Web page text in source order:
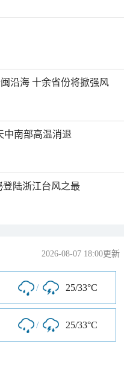
沿海 十余省份将掀强风
中南部高温消退
登陆浙江台风之最
2026-08-07 18:00更新
/ 25/33°C
/ 25/33°C